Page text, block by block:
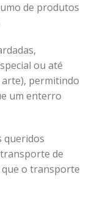
de produtos
ou até
permitindo
um enterro
queridos
de
que o transporte